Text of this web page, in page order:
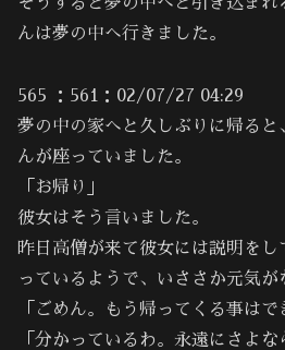
んは夢の中へ行きました。
565 ：561：02/07/27 04:29
夢の中の家へと久しぶりに帰ると
んが座っていました。
「お帰り」
彼女はそう言いました。
昨日高僧が来て彼女には説明を
っているようで、いささか元気が
「ごめん。もう帰ってくる事はで
「分かっているわ。永遠にさよな